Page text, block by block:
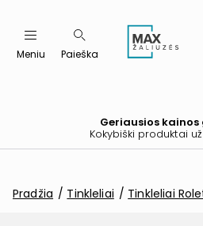
Meniu Paieška
Geriausios
Kokybiški produktai
Pradžia Tinkleliai Tinkleliai